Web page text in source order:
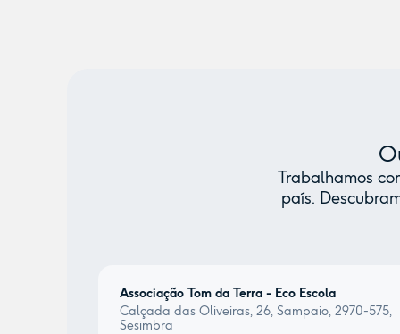
Trabalhamos
país.
Associação Tom da Terra - Eco Escola
Calçada das Oliveiras, 26, Sampaio, 2970-575,
Sesimbra